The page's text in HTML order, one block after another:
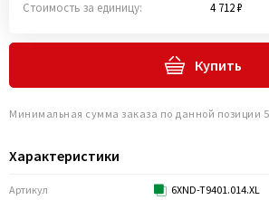
Характеристики
Артикул 6XND-T9401.014.XL
Стоимость за единицу: 4 712 ₽
Купить
Минимальная сумма заказа по данной позиции